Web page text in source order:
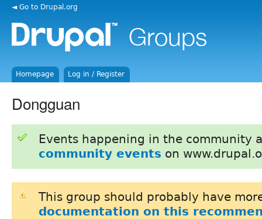
◄ Go to Drupal.org
Homepage Log in / Register
Dongguan
Events happening in the community
community events on
This group should probably have
documentation on this